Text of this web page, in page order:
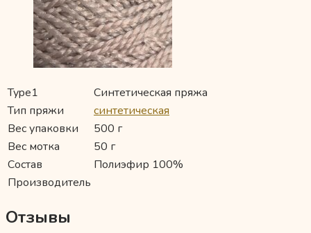
Type1
Синтетическая пряжа
Тип пряжи
синтетическая
Вес упаковки
500 г
Вес мотка
50 г
Состав
Полиэфир 100%
Производитель
Отзывы